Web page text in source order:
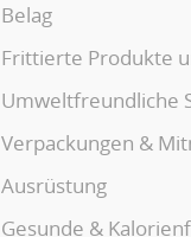
Belag
Frittierte Produkte
Umweltfreundliche
Verpackungen &
Ausrüstung
Gesunde &